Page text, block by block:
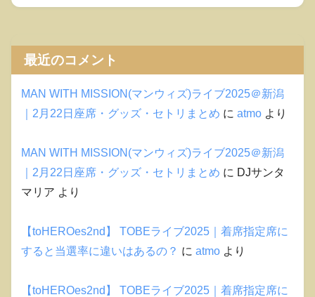
最近のコメント
MAN WITH MISSION(マンウィズ)ライブ2025＠新潟
｜2月22日座席・グッズ・セトリまとめ に atmo より
MAN WITH MISSION(マンウィズ)ライブ2025＠新潟
｜2月22日座席・グッズ・セトリまとめ に DJサンタ
マリア より
【toHEROes2nd】 TOBEライブ2025｜着席指定席に
すると当選率に違いはあるの？ に atmo より
【toHEROes2nd】 TOBEライブ2025｜着席指定席に